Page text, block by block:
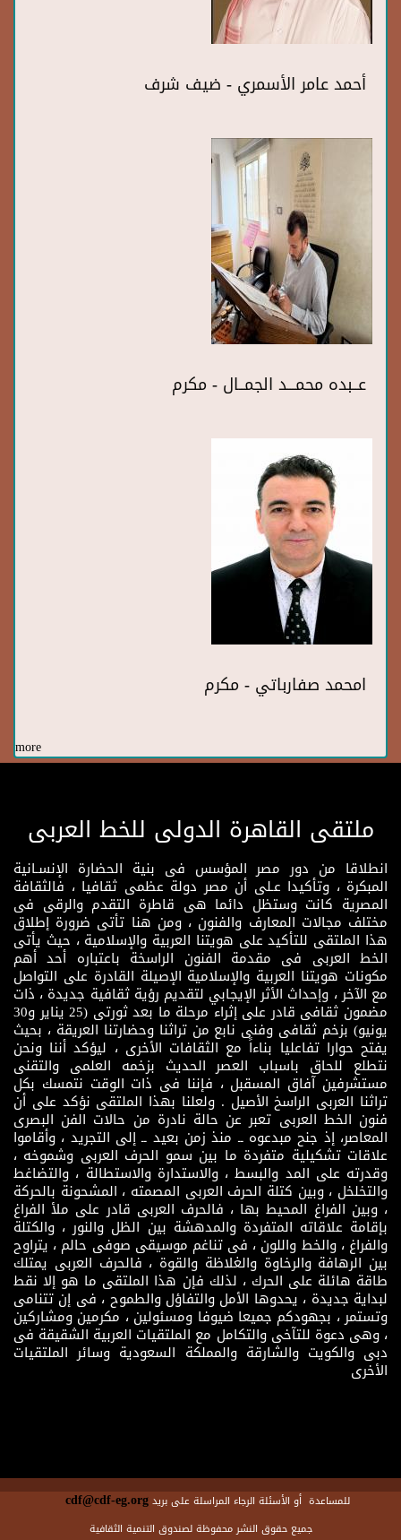
أحمد عامر الأسمري - ضيف شرف
عــبده محمـــد الجمــال - مكرم
امحمد صفارباتي - مكرم
more
ملتقى القاهرة الدولى للخط العربى
انطلاقا من دور مصر المؤسس فى بنية الحضارة الإنسـانية
المبكرة ، وتأكيدا عـلى أن مصر دولة عظمى ثقافيا ، فالثقافة
المصرية كانت وستظل دائما هى قاطرة التقدم والرقى فى
مختلف مجالات المعارف والفنون ، ومن هنا تأتى ضرورة إطلاق
هذا الملتقى للتأكيد على هويتنا العربية والإسلامية ، حيث يأتى
الخط العربى فى مقدمة الفنون الراسخة باعتباره أحد أهم
مكونات هويتنا العربية والإسلامية الإصيلة القادرة على التواصل
مع الآخر ، وإحداث الأثر الإيجابي لتقديم رؤية ثقافية جديدة ، ذات
مضمون ثقافى قادر على إثراء مرحلة ما بعد ثورتى (25 يناير و30
يونيو) بزخم ثقافى وفنى نابع من تراثنا وحضارتنا العريقة ، بحيث
يفتح حوارا تفاعليا بناءاً مع الثقافات الأخرى ، ليؤكد أننا ونحن
نتطلع للحاق باسباب العصر الحديث بزخمه العلمى والتقنى
مستشرفين آفاق المسقبل ، فإننا فى ذات الوقت نتمسك بكل
تراثنا العربى الراسخ الأصيل . ولعلنا بهذا الملتقى نؤكد على أن
فنون الخط العربى تعبر عن حالة نادرة من حالات الفن البصرى
المعاصر، إذ جنح مبدعوه ــ منذ زمن بعيد ــ إلى التجريد ، وأقاموا
علاقات تشكيلية متفردة ما بين سمو الحرف العربى وشموخه ،
وقدرته على المد والبسط ، والاستدارة والاستطالة ، والتضاغط
والتخلخل ، وبين كتلة الحرف العربى المصمته ، المشحونة بالحركة
، وبين الفراغ المحيط بها ، فالحرف العربى قادر على ملأ الفراغ
بإقامة علاقاته المتفردة والمدهشة بين الظل والنور ، والكتلة
والفراغ ، والخط واللون ، فى تناغم موسيقى صوفى حالم ، يتراوح
بين الرهافة والرخاوة والغلاظة والقوة ، فالحرف العربى يمتلك
طاقة هائلة على الحرك ، لذلك فإن هذا الملتقى ما هو إلا نقط
لبداية جديدة ، يحدوها الأمل والتفاؤل والطموح ، فى إن تتنامى
وتستمر ، بجهودكم جميعا ضيوفا ومسئولين ، مكرمين ومشاركين
، وهى دعوة للتآخى والتكامل مع الملتقيات العربية الشقيقة فى
دبى والكويت والشارقة والمملكة السعودية وسائر الملتقيات
الأخرى
للمساعدة أو الأسئلة الرجاء المراسلة على بريدcdf@cdf-eg.org
جميع حقوق النشر محفوظة لصندوق التنمية الثقافية